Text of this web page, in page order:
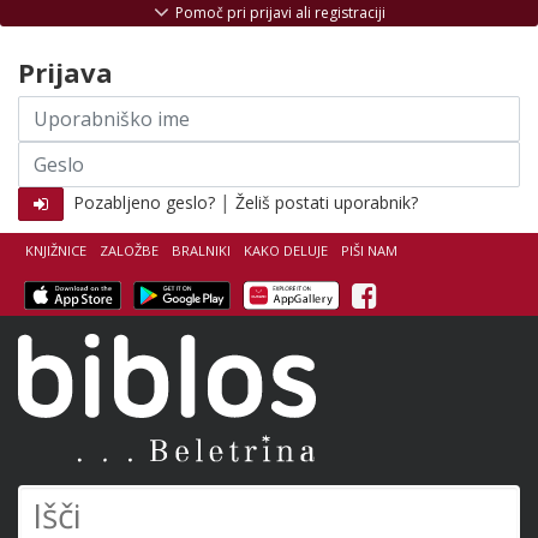
KNJIŽNICE ZALOŽBE BRALNIKI KAKO DELUJE PIŠI NAM
Facebook
Pomoč pri prijavi ali registraciji
Prijava
Uporabniško
ime
Geslo
Pozabljeno geslo? | Želiš postati uporabnik?